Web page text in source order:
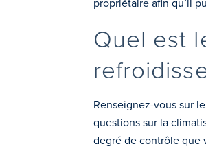
Quel est
Renseignez-vous sur
questions sur la
degré de contrôle que